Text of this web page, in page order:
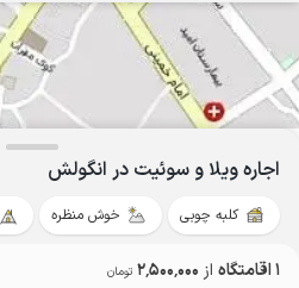
اجاره ویلا و سوئیت در انگولش
کلبه چوبی خوش منظره
1 اقامتگاه از 2٬500٬000 تومان